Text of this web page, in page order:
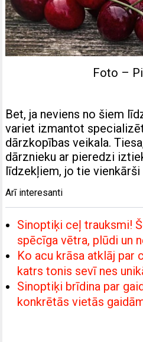
Foto –
Bet, ja neviens no šiem
variet izmantot
dārzkopības veikala.
dārznieku ar pieredzi
līdzekļiem, jo tie vienkārši
Arī interesanti
Sinoptiķi ceļ trauksmi!
spēcīga vētra, plūdi un
Ko acu krāsa atklāj par
katrs tonis sevī nes
Sinoptiķi brīdina par
konkrētās vietās